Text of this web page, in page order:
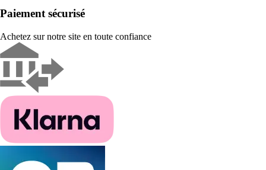
Paiement sécurisé
Achetez sur notre site en toute confiance